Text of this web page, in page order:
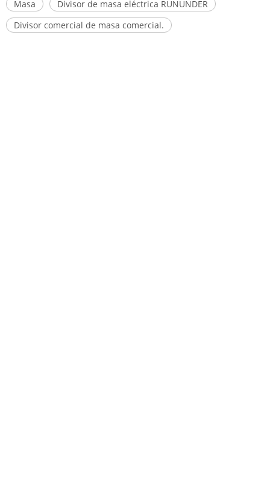
Masa
Divisor de masa eléctrica RUNUNDER
Divisor comercial de masa comercial.